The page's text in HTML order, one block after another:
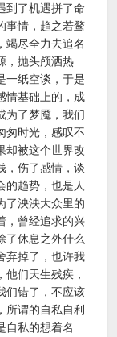
到了机遇拼了命
事情，趋之若鹜
竭尽全力去追名
，抛头颅洒热
一纸空谈，于是
情基础上的，成
为了梦魇，我们
匆时光，感叹不
却被这个世界改
，伤了感情，谈
的趋势，也是人
了泱泱大众里的
，曾经追求的兴
了休息之外什么
弃掉了，也许我
们天生残疾，
们错了，不应该
所谓的自私自利
自私的想着名